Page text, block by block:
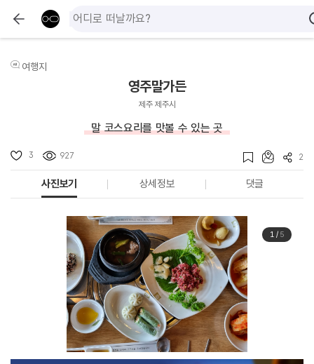
여행지
영주말가든
제주 제주시
말 코스요리를 맛볼 수 있는 곳
3 927 2
사진보기 상세정보 댓글
1/ 5